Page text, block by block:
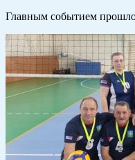
Главным событием